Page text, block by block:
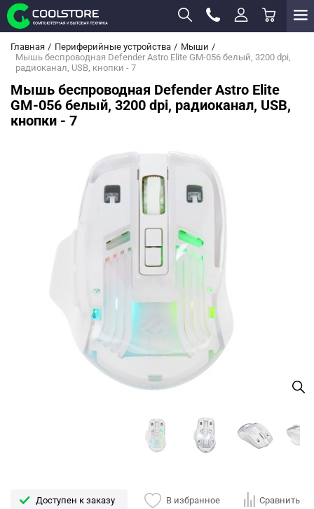
Главная Периферийные устройства
Мыши
Мышь беспроводная Defender Astro Elite GM-056 белый, 3200 dpi,
радиоканал, USB, кнопки - 7
Мышь беспроводная Defender Astro Elite
GM-056 белый, 3200 dpi, радиоканал, USB,
кнопки - 7
Доступен к заказу В избранное Сравнить